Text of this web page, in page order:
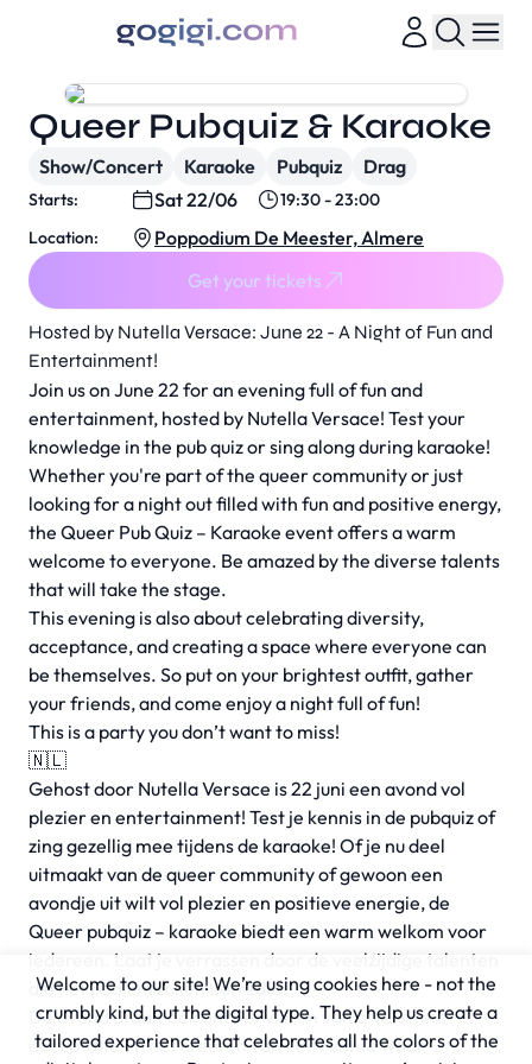
Hosted by Nutella Versace: June 22 - A Night of Fun and
Entertainment!
Join us on June 22 for an evening full of fun and
entertainment, hosted by Nutella Versace! Test your
knowledge in the pub quiz or sing along during karaoke!
Whether you're part of the queer community or just
looking for a night out filled with fun and positive energy,
the Queer Pub Quiz – Karaoke event offers a warm
welcome to everyone. Be amazed by the diverse talents
that will take the stage.
This evening is also about celebrating diversity,
acceptance, and creating a space where everyone can
be themselves. So put on your brightest outfit, gather
your friends, and come enjoy a night full of fun!
This is a party you don’t want to miss!
🇳🇱
Gehost door Nutella Versace is 22 juni een avond vol
plezier en entertainment! Test je kennis in de pubquiz of
zing gezellig mee tijdens de karaoke! Of je nu deel
uitmaakt van de queer community of gewoon een
avondje uit wilt vol plezier en positieve energie, de
Queer pubquiz – karaoke biedt een warm welkom voor
iedereen. Laat je verrassen door de veelzijdige talenten
die het podium zullen betreden.
De avond draait ook om het vieren van diversiteit,
acceptatie en het creëren van een ruimte waar
Queer Pubquiz & Karaoke
Show/Concert Karaoke Pubquiz Drag
Starts: Sat 22/06
19:30 - 23:00
Location:
Poppodium De Meester, Almere
Get your tickets
Welcome to our site! We’re using cookies here - not the
crumbly kind, but the digital type. They help us create a
tailored experience that celebrates all the colors of the